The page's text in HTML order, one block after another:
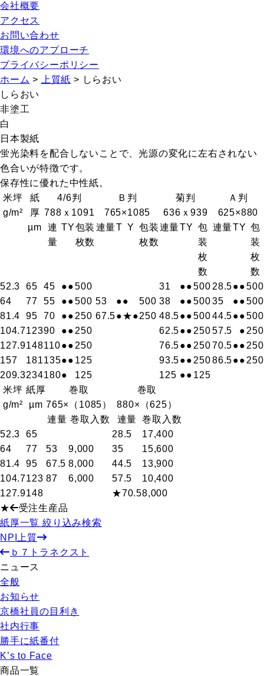
会社概要
アクセス
お問い合わせ
環境へのアプローチ
プライバシーポリシー
ホーム > 上質紙 > しらおい
しらおい
非塗工
白
日本製紙
蛍光染料を配合しないことで、光源の変化に左右されない
色合いが特徴です。
保存性に優れた中性紙。
米坪
g/m²
紙
厚
µm
4/6判
788ｘ1091
Ｂ判
765×1085
菊判
636ｘ939
Ａ判
625×880
連
量
TY包装
枚数
連量T Y 包装
枚数
連量TY 包
装
枚
数
連量TY 包
装
枚
数
52.3
65 45 ●●500 31 ●●500 28.5●●500
64
77 55 ●●500 53 ●● 500 38 ●●50035 ●●500
81.4
95 70 ●● 250 67.5●★●250 48.5●●50044.5●●500
104.712390 ●● 250 62.5●● 25057.5 ● 250
127.9148110●● 250 76.5●● 25070.5●● 250
157
181135●● 125 93.5●● 25086.5●● 250
209.3234180● 125 125 ●● 125
米坪
g/m²
紙厚
µm
巻取
765×（1085）
巻取
880×（625）
連量 巻取入数 連量
巻取入数
52.3
65 28.5
17,400
64
77 53 9,000 35
15,600
81.4
95 67.5 8,000 44.5
13,900
104.7123 87 6,000 57.5
10,400
127.9148 ★70.58,000
★
受注生産品
紙厚一覧 絞り込み検索
NPI上質
ｂ７トラネクスト
ニュース
全般
お知らせ
京橋社員の目利き
社内行事
勝手に紙番付
K’s to Face
商品一覧